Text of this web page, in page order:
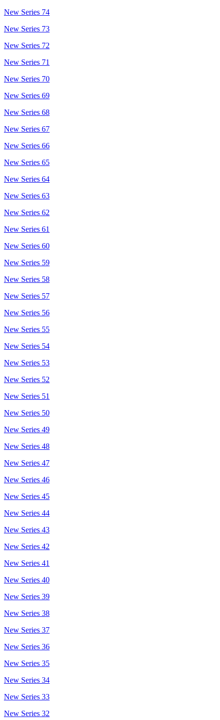
New Series 74
New Series 73
New Series 72
New Series 71
New Series 70
New Series 69
New Series 68
New Series 67
New Series 66
New Series 65
New Series 64
New Series 63
New Series 62
New Series 61
New Series 60
New Series 59
New Series 58
New Series 57
New Series 56
New Series 55
New Series 54
New Series 53
New Series 52
New Series 51
New Series 50
New Series 49
New Series 48
New Series 47
New Series 46
New Series 45
New Series 44
New Series 43
New Series 42
New Series 41
New Series 40
New Series 39
New Series 38
New Series 37
New Series 36
New Series 35
New Series 34
New Series 33
New Series 32